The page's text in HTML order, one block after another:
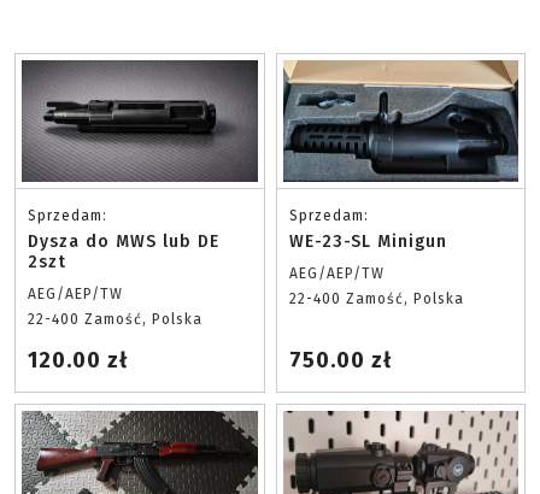
Sprzedam:
Dysza do MWS lub DE
2szt
AEG/AEP/TW
22-400 Zamość, Polska
120.00 zł
Sprzedam:
WE-23-SL Minigun
AEG/AEP/TW
22-400 Zamość, Polska
750.00 zł